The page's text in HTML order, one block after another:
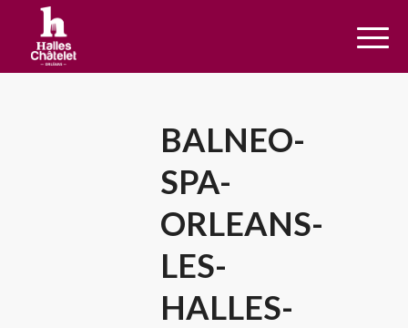
BALNEO-
SPA-
ORLEANS-
LES-
HALLES-